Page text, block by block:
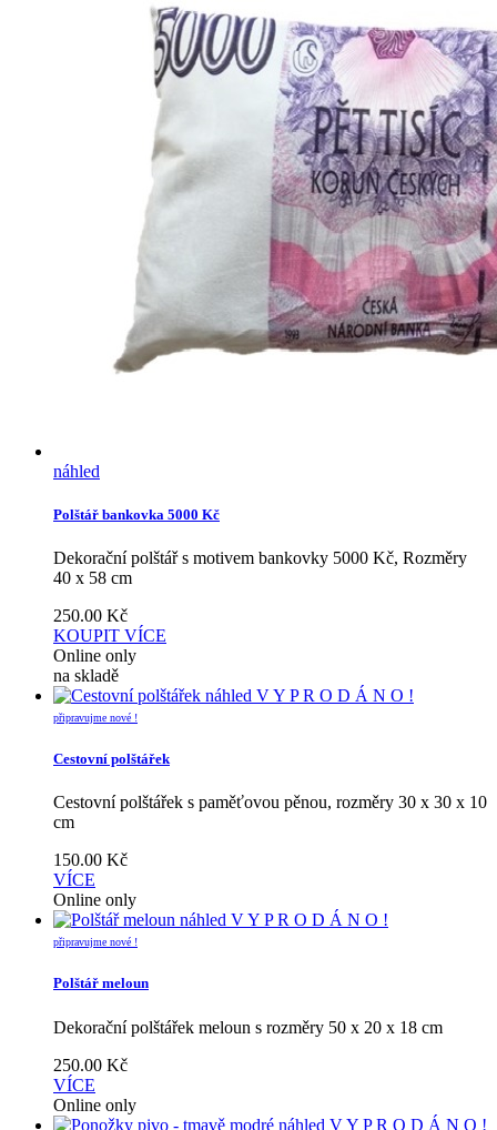
náhled
Polštář bankovka 5000 Kč
Dekorační polštář s motivem bankovky 5000 Kč, Rozměry
40 x 58 cm
250.00 Kč
KOUPIT VÍCE
Online only
na skladě
náhled V Y P R O D Á N O !
připravujme nové !
Cestovní polštářek
Cestovní polštářek s paměťovou pěnou, rozměry 30 x 30 x 10
cm
150.00 Kč
VÍCE
Online only
náhled V Y P R O D Á N O !
připravujme nové !
Polštář meloun
Dekorační polštářek meloun s rozměry 50 x 20 x 18 cm
250.00 Kč
VÍCE
Online only
náhled V Y P R O D Á N O !